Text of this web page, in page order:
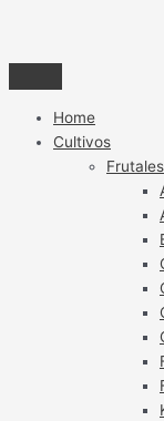
Home
Cultivos
Frutales